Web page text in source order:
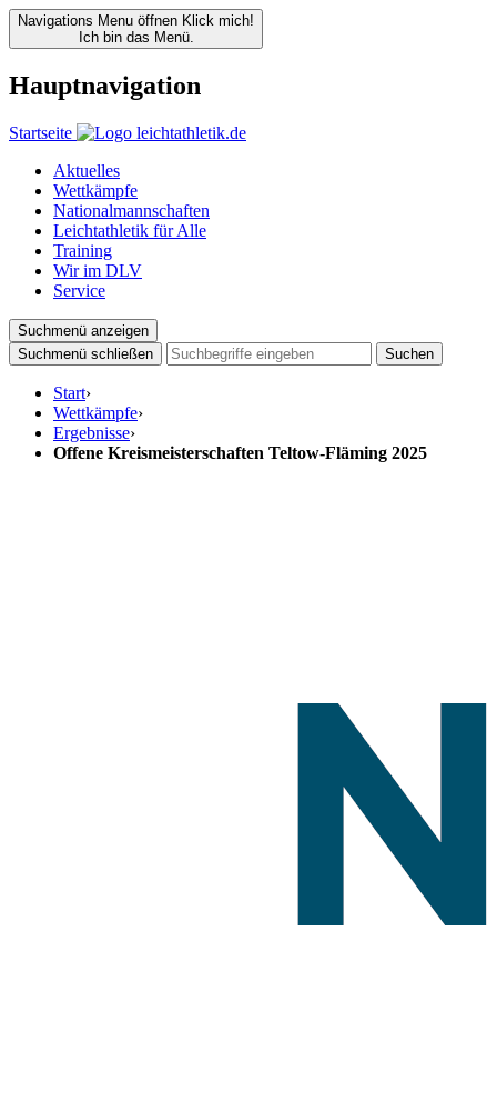
Navigations Menu öffnen Klick mich!
Ich bin das Menü.
Hauptnavigation
Startseite
Aktuelles
Wettkämpfe
Nationalmannschaften
Leichtathletik für Alle
Training
Wir im DLV
Service
Suchmenü anzeigen
Suchmenü schließen
Suchen
Start›
Wettkämpfe›
Ergebnisse›
Offene Kreismeisterschaften Teltow-Fläming 2025